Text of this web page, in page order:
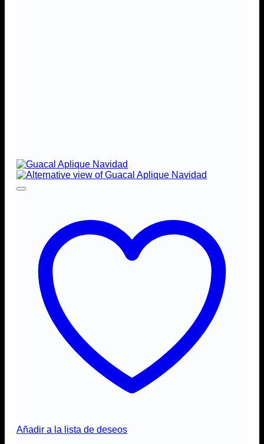
Añadir a la lista de deseos